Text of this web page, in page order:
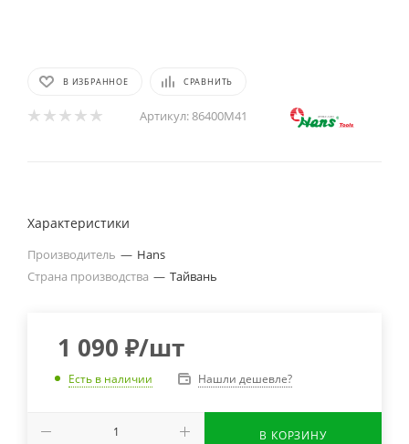
В ИЗБРАННОЕ СРАВНИТЬ
Артикул:86400M41
Характеристики
Производитель — Hans
Страна производства — Тайвань
1 090 ₽/шт
Есть в наличии Нашли дешевле?
В КОРЗИНУ